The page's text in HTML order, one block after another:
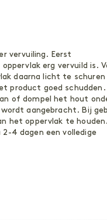
vervuiling. Eerst
erg vervuild is.
daarna licht te schuren
product goed schudden.
of dompel het hout
aangebracht. Bij
het oppervlak te houden.
4 dagen een volledige